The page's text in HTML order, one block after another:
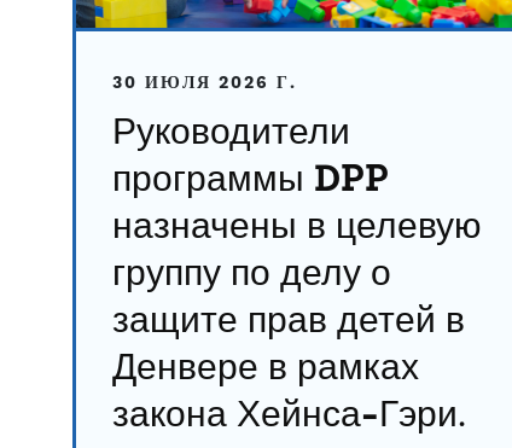
30 ИЮЛЯ 2026 Г.
Руководители
программы DPP
назначены в целевую
группу по делу о
защите прав детей в
Денвере в рамках
закона Хейнса-Гэри.